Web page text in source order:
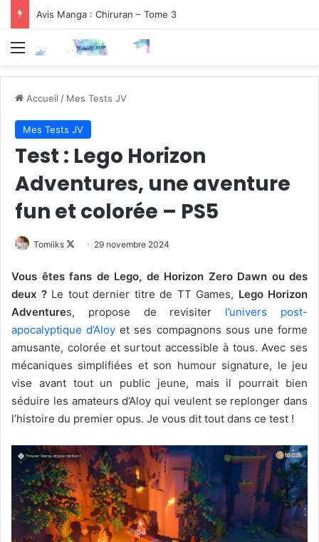
Avis Manga : Chiruran – Tome 3
Menu
Accueil / Mes Tests JV
Mes Tests JV
Test : Lego Horizon
Adventures, une aventure
fun et colorée – PS5
Tomiiks
Follow
X
29 novembre 2024
Vous êtes fans de Lego, de Horizon Zero Dawn ou des
deux ?Le tout dernier titre de TT Games, Lego Horizon
Adventures, propose de revisiter l’univers post-
apocalyptique d’Aloy et ses compagnons sous une forme
amusante, colorée et surtout accessible à tous. Avec ses
mécaniques simplifiées et son humour signature, le jeu
vise avant tout un public jeune, mais il pourrait bien
séduire les amateurs d’Aloy qui veulent se replonger dans
l’histoire du premier opus. Je vous dit tout dans ce test !